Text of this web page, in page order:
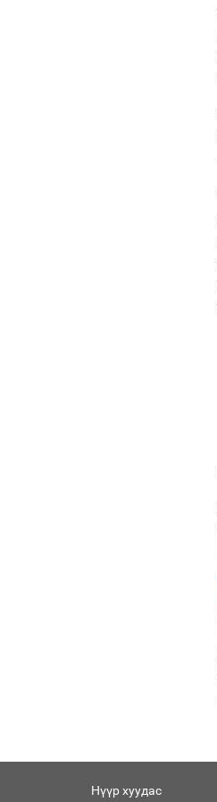
Нүүр хуудас